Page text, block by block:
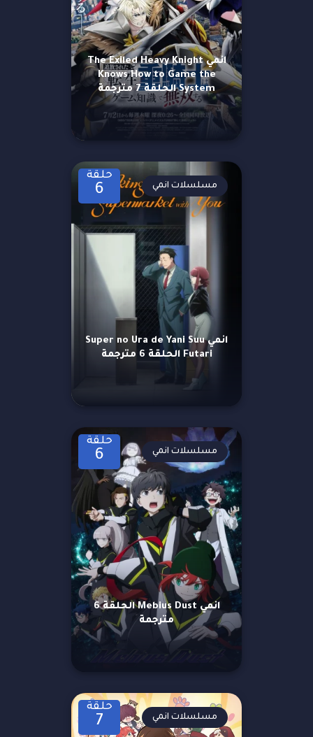
انمي The Exiled Heavy Knight
Knows How to Game the
System الحلقة 7 مترجمة
حلقة
6
انمي Super no Ura de Yani Suu
Futari الحلقة 6 مترجمة
مسلسلات انمي
حلقة
6
انمي Mebius Dust الحلقة 6
مترجمة
مسلسلات انمي
حلقة
7 مسلسلات انمي